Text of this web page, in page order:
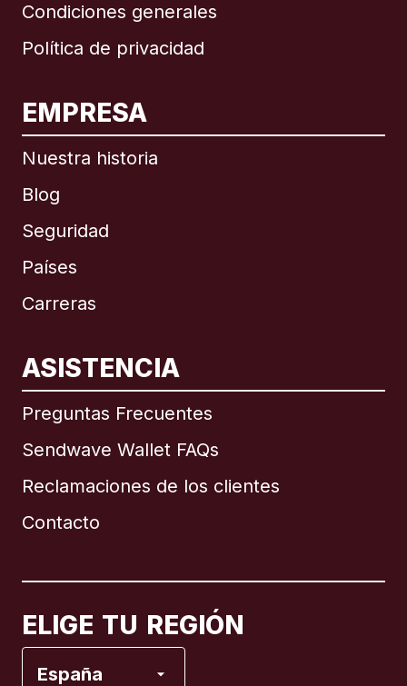
Condiciones generales
Política de privacidad
EMPRESA
Nuestra historia
Blog
Seguridad
Países
Carreras
ASISTENCIA
Preguntas Frecuentes
Sendwave Wallet FAQs
Reclamaciones de los clientes
Contacto
ELIGE TU REGIÓN
España
Internacional English
Brasil